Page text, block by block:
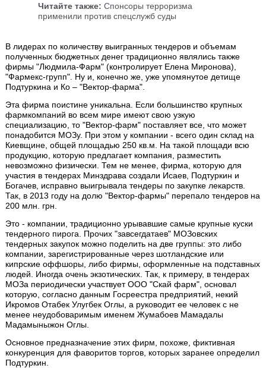
Читайте также: Спонсоры терроризма
применили против спецслужб суды
В лидерах по количеству выигранных тендеров и объемам
полученных бюджетных денег традиционно являлись также
фирмы "Людмила-Фарм" (контролирует Елена Миронова),
"Фармекс-групп". Ну и, конечно же, уже упомянутое детище
Подтуркина и Ко – "Вектор-фарма".
Эта фирма поистине уникальна. Если большинство крупных
фармкомпаний во всем мире имеют свою узкую
специализацию, то "Вектор-фарм" поставляет все, что может
понадобится МОЗу. При этом у компании - всего один склад на
Киевщине, общей площадью 250 кв.м. На такой площади всю
продукцию, которую предлагает компания, разместить
невозможно физически. Тем не менее, фирма, которую для
участия в тендерах Минздрава создали Исаев, Подтуркин и
Богачев, исправно выигрывала тендеры по закупке лекарств.
Так, в 2013 году на долю "Вектор-фармы" перепало тендеров на
200 млн. грн.
Это - компании, традиционно урывавшие самые крупные куски
тендерного пирога. Прочих "завсегдатаев" МОЗовских
тендерных закупок можно поделить на две группы: это либо
компании, зарегистрированные через шотландские или
кипрские оффшоры, либо фирмы, оформленные на подставных
людей. Иногда очень экзотических. Так, к примеру, в тендерах
МОЗа периодически участвует ООО "Скай фарм", основал
которую, согласно данным Госреестра предприятий, некий
Икромов Отабек Улугбек Оглы, а руководит ее человек с не
менее неудобоваримым именем Жумабоев Мамадалы
Мадамыныжон Оглы.
Основное предназначение этих фирм, похоже, фиктивная
конкуренция для фаворитов торгов, которых заранее определил
Подтуркин.